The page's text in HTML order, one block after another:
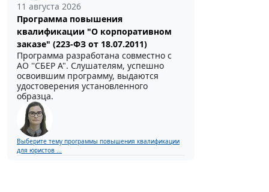
11 августа 2026
Программа повышения
квалификации "О корпоративном
заказе" (223-ФЗ от 18.07.2011)
Программа разработана совместно с
АО ''СБЕР А". Слушателям, успешно
освоившим программу, выдаются
удостоверения установленного
образца.
Выберите тему программы повышения квалификации
для юристов ...